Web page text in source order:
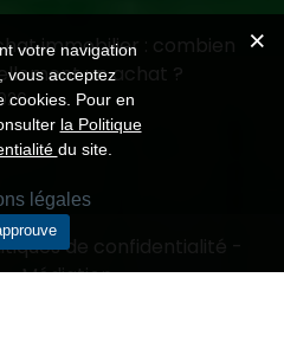
immobilier : combien
un achat ?
de confidentialité -
-Médiation
votre navigation
vous acceptez
cookies. Pour en
la Politique
du site.
légales